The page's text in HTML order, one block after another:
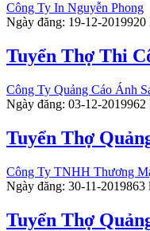
Công Ty In Nguyễn Phong
Ngày đăng: 19-12-2019920
Tuyển Thợ Thi
Công Ty Quảng Cáo Ánh
Ngày đăng: 03-12-2019962
Tuyển Thợ
Công Ty TNHH Thương
Ngày đăng: 30-11-2019863
Tuyển Thợ